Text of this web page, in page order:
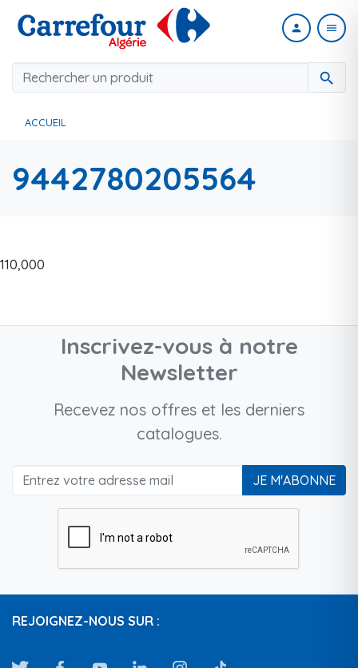
search
person menu
ACCUEIL
9442780205564
110,000
Inscrivez-vous à notre
Newsletter
Recevez nos offres et les derniers
catalogues.
JE M'ABONNE
REJOIGNEZ-NOUS SUR :